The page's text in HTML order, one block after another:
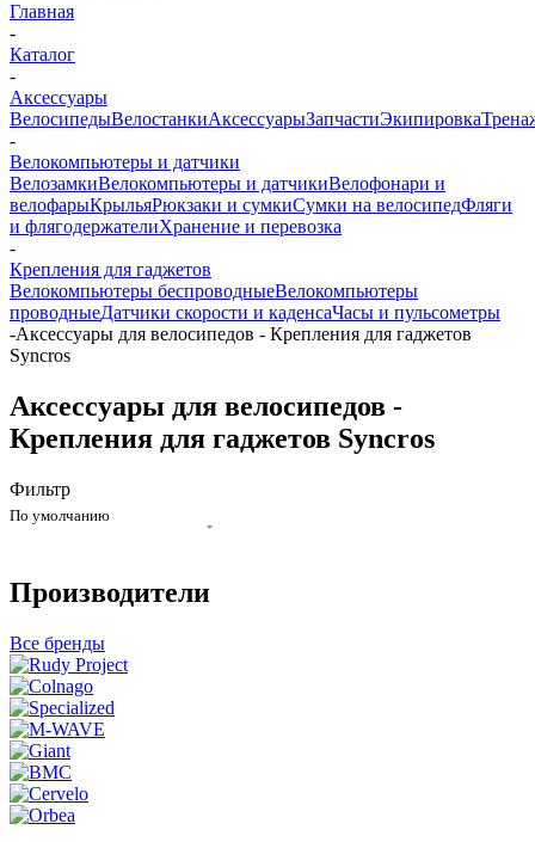
Главная
-
Каталог
-
Аксессуары
ВелосипедыВелостанкиАксессуарыЗапчастиЭкипировка
-
Велокомпьютеры и датчики
ВелозамкиВелокомпьютеры и датчикиВелофонари и
велофарыКрыльяРюкзаки и сумкиСумки на велосипедФляги
и флягодержателиХранение и перевозка
-
Крепления для гаджетов
Велокомпьютеры беспроводныеВелокомпьютеры
проводныеДатчики скорости и каденсаЧасы и пульсометры
-Аксессуары для велосипедов - Крепления для гаджетов
Syncros
Аксессуары для велосипедов -
Крепления для гаджетов Syncros
Фильтр
По умолчанию
Производители
Все бренды